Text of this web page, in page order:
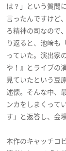
は？」という質問
言ったんですけど
ろ精神の司なので
り返ると、池﨑も
っていた。演出家
や！』とライブの
見ていたという豆
述懐。そんな中、
ンカをしまくって
す」と返答し、会
本作のキャッチコ